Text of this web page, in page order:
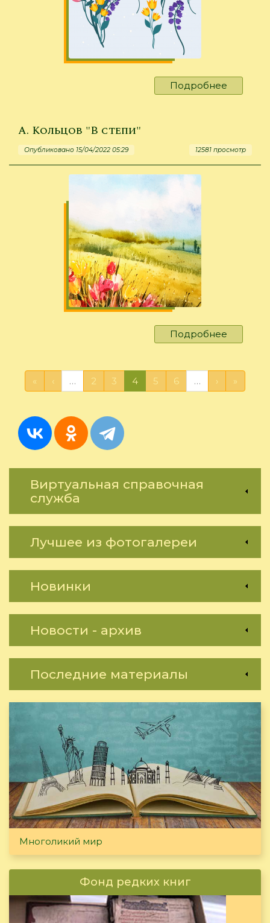
Подробнее
А.
А. Кольцов "В степи"
Опубликовано 15/04/2022 05:29 12581 просмотр
Подробнее
А.
"В
степи"
« ‹ … 2 3 4 5 6 … › »
Виртуальная справочная
служба
Лучшее из фотогалереи
Новинки
Новости - архив
Последние материалы
Многоликий мир
Фонд редких книг